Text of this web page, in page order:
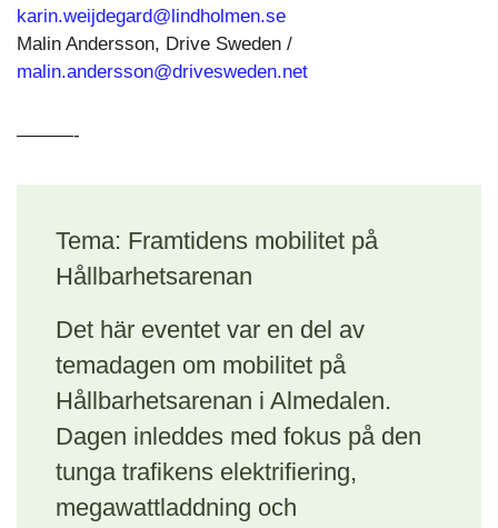
karin.weijdegard@lindholmen.se
Malin Andersson, Drive Sweden /
malin.andersson@drivesweden.net
———-
Tema: Framtidens mobilitet på
Hållbarhetsarenan
Det här eventet var en del av
temadagen om mobilitet på
Hållbarhetsarenan i Almedalen.
Dagen inleddes med fokus på den
tunga trafikens elektrifiering,
megawattladdning och